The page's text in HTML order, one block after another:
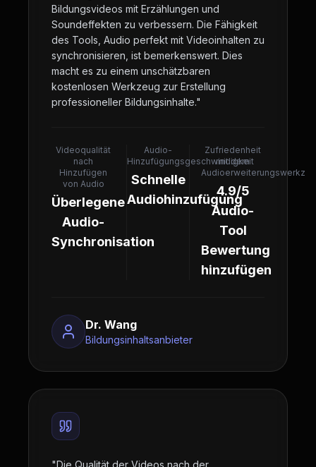
Bildungsvideos mit Erzählungen und
Soundeffekten zu verbessern. Die Fähigkeit
des Tools, Audio perfekt mit Videoinhalten zu
synchronisieren, ist bemerkenswert. Dies
macht es zu einem unschätzbaren
kostenlosen Werkzeug zur Erstellung
professioneller Bildungsinhalte."
Videoqualität
nach
Hinzufügen
von Audio
Überlegene
Audio-
Synchronisation
Audio-
Hinzufügungsgeschwindigkeit
Schnelle
Audiohinzufügung
Zufriedenheit
mit dem
4.9/5
Audio-
Tool
Bewertung
hinzufügen
Dr. Wang
Bildungsinhaltsanbieter
"Die Qualität der Videos nach der